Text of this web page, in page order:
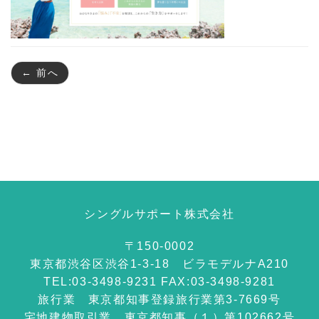
← 前へ
シングルサポート株式会社
〒150-0002
東京都渋谷区渋谷1-3-18 ビラモデルナA210
TEL:03-3498-9231 FAX:03-3498-9281
旅行業 東京都知事登録旅行業第3-7669号